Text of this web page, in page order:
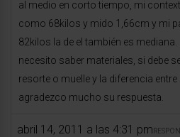
al medio en corto tiempo, mi
como 68kilos y mido 1,66cm y mi
82kilos la de el también es mediana.
necesito saber materiales, si debe
resorte o muelle y la diferencia entre
agradezco mucho su respuesta.
abril 14, 2011 a las 4:31 pm